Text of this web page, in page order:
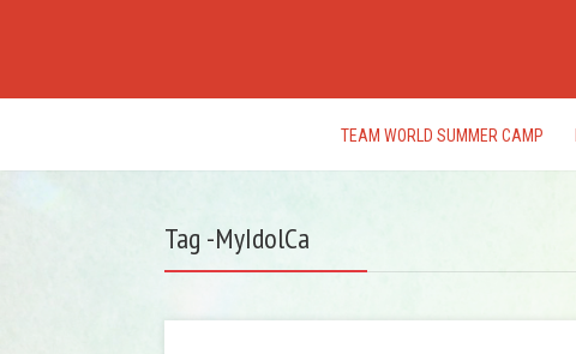
TEAM WORLD SUMMER CAMP
Tag -MyIdolCa